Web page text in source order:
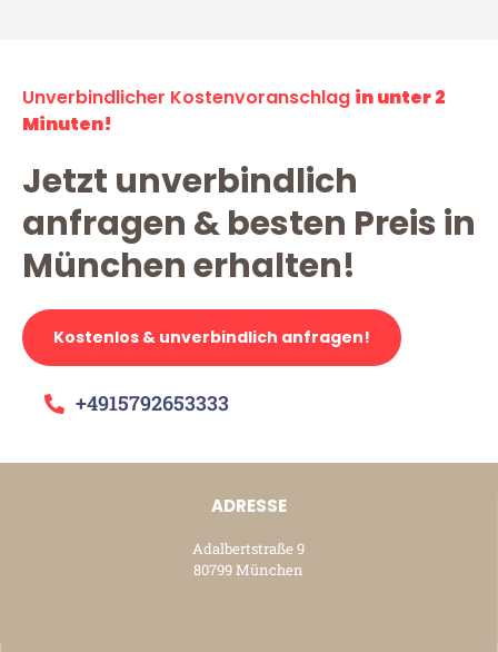
Unverbindlicher Kostenvoranschlag in unter 2
Minuten!
Jetzt unverbindlich
anfragen & besten Preis in
München erhalten!
Kostenlos & unverbindlich anfragen!
+4915792653333
ADRESSE
Adalbertstraße 9
80799 München